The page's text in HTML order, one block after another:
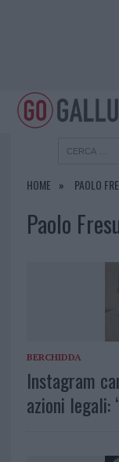
HOME PAOLO
Paolo
BERCHIDDA
Instagram
azioni legali: